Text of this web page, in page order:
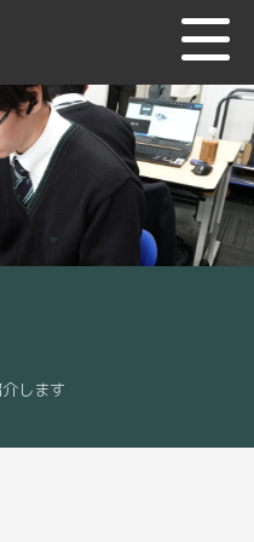
します